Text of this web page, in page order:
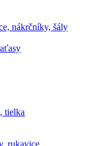
nákrčníky, šály
tielka